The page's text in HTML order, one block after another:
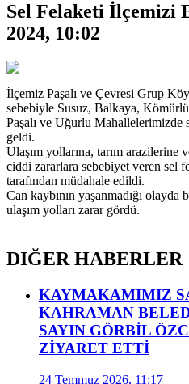
Sel Felaketi İlçemizi
2024, 10:02
İlçemiz Paşalı ve Çevresi Grup
sebebiyle Susuz, Balkaya,
Paşalı ve Uğurlu Mahallelerimizde
geldi.
Ulaşım yollarına, tarım arazilerine
ciddi zararlara sebebiyet veren sel
tarafından müdahale edildi.
Can kaybının yaşanmadığı
ulaşım yolları zarar gördü.
DIĞER HABERLER
KAYMAKAMIMIZ
KAHRAMAN
SAYIN GÖRBİL
ZİYARET ETTİ
24 Temmuz 2026, 11:17